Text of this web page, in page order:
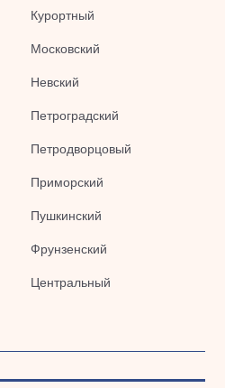
Курортный
Московский
Невский
Петроградский
Петродворцовый
Приморский
Пушкинский
Фрунзенский
Центральный